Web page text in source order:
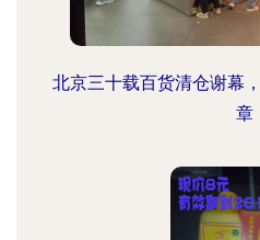
北京三十载百货清仓谢幕
章